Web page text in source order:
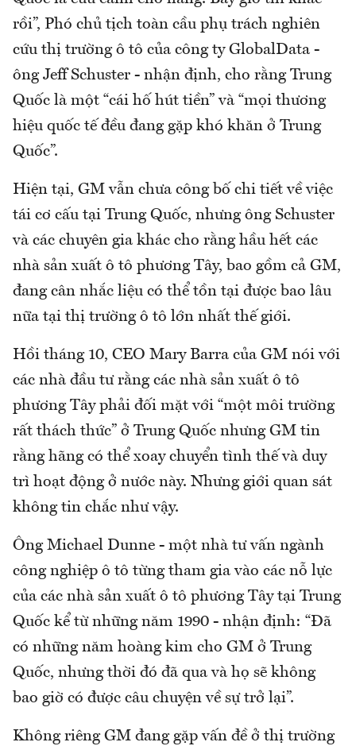
rồi”, Phó chủ tịch toàn cầu phụ trách nghiên
cứu thị trường ô tô của công ty GlobalData -
ông Jeff Schuster - nhận định, cho rằng Trung
Quốc là một “cái hố hút tiền” và “mọi thương
hiệu quốc tế đều đang gặp khó khăn ở Trung
Quốc”.
Hiện tại, GM vẫn chưa công bố chi tiết về việc
tái cơ cấu tại Trung Quốc, nhưng ông Schuster
và các chuyên gia khác cho rằng hầu hết các
nhà sản xuất ô tô phương Tây, bao gồm cả GM,
đang cân nhắc liệu có thể tồn tại được bao lâu
nữa tại thị trường ô tô lớn nhất thế giới.
Hồi tháng 10, CEO Mary Barra của GM nói với
các nhà đầu tư rằng các nhà sản xuất ô tô
phương Tây phải đối mặt với “một môi trường
rất thách thức” ở Trung Quốc nhưng GM tin
rằng hãng có thể xoay chuyển tình thế và duy
trì hoạt động ở nước này. Nhưng giới quan sát
không tin chắc như vậy.
Ông Michael Dunne - một nhà tư vấn ngành
công nghiệp ô tô từng tham gia vào các nỗ lực
của các nhà sản xuất ô tô phương Tây tại Trung
Quốc kể từ những năm 1990 - nhận định: “Đã
có những năm hoàng kim cho GM ở Trung
Quốc, nhưng thời đó đã qua và họ sẽ không
bao giờ có được câu chuyện về sự trở lại”.
Không riêng GM đang gặp vấn đề ở thị trường